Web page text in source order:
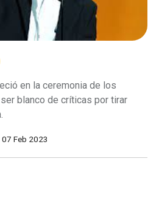
en la ceremonia de los
blanco de críticas por tirar
07 Feb 2023